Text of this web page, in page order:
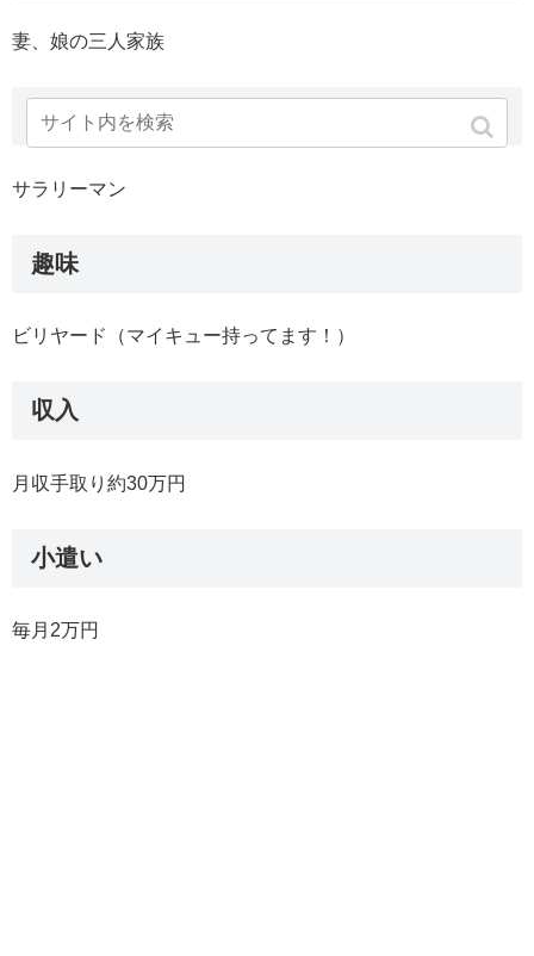
妻、娘の三人家族
職業
サラリーマン
趣味
ビリヤード（マイキュー持ってます！）
収入
月収手取り約30万円
小遣い
毎月2万円